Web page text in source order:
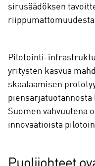
sirusäädöksen
Pilotointi-
yritysten kasvua
skaalaamisen
Suomen vahvuutena
innovaatioista